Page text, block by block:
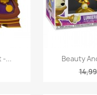
-...
Beauty
